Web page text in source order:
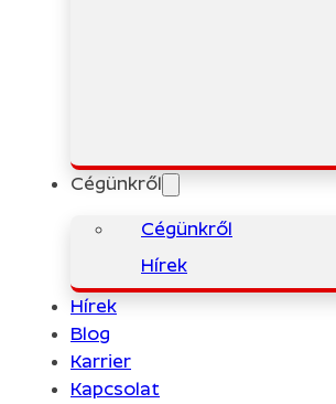
Cégünkről
Cégünkről
Hírek
Hírek
Blog
Karrier
Kapcsolat